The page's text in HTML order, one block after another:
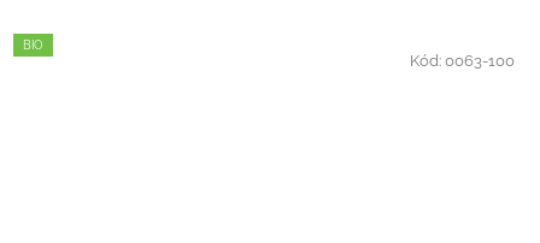
BIO
Kód:0063-100